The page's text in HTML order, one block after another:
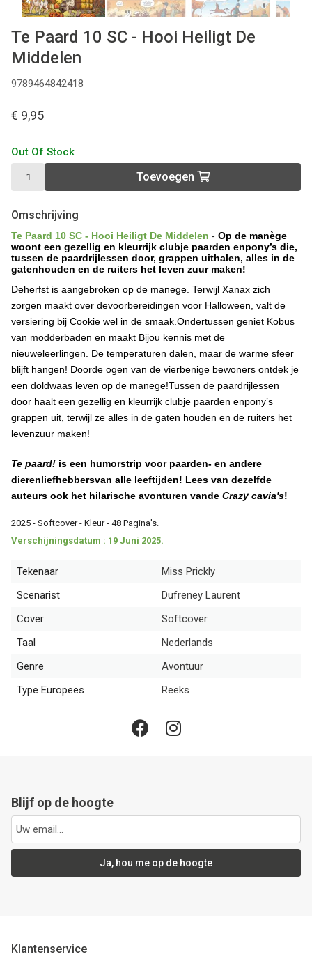
Te Paard 10 SC - Hooi Heiligt De
Middelen
9789464842418
€ 9,95
Out Of Stock
Toevoegen
Omschrijving
Te Paard 10 SC - Hooi Heiligt De Middelen - Op de manège
woont een gezellig en kleurrijk clubje paarden enpony’s die,
tussen de paardrijlessen door, grappen uithalen, alles in de
gatenhouden en de ruiters het leven zuur maken!
Deherfst is aangebroken op de manege. Terwijl Xanax zich
zorgen maakt over devoorbereidingen voor Halloween, valt de
versiering bij Cookie wel in de smaak.Ondertussen geniet Kobus
van modderbaden en maakt Bijou kennis met de
nieuweleerlingen. De temperaturen dalen, maar de warme sfeer
blijft hangen! Doorde ogen van de vierbenige bewoners ontdek je
een doldwaas leven op de manege!Tussen de paardrijlessen
door haalt een gezellig en kleurrijk clubje paarden enpony’s
grappen uit, terwijl ze alles in de gaten houden en de ruiters het
levenzuur maken!
Te paard! is een humorstrip voor paarden- en andere
dierenliefhebbersvan alle leeftijden! Lees van dezelfde
auteurs ook het hilarische avonturen vande Crazy cavia's!
2025 - Softcover - Kleur - 48 Pagina's.
Verschijningsdatum : 19 Juni 2025.
Tekenaar
Miss Prickly
Scenarist
Dufreney Laurent
Cover
Softcover
Taal
Nederlands
Genre
Avontuur
Type Europees
Reeks
Blijf op de hoogte
Ja, hou me op de hoogte
Klantenservice